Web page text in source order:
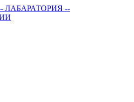
ЛАБАРАТОРИЯ --